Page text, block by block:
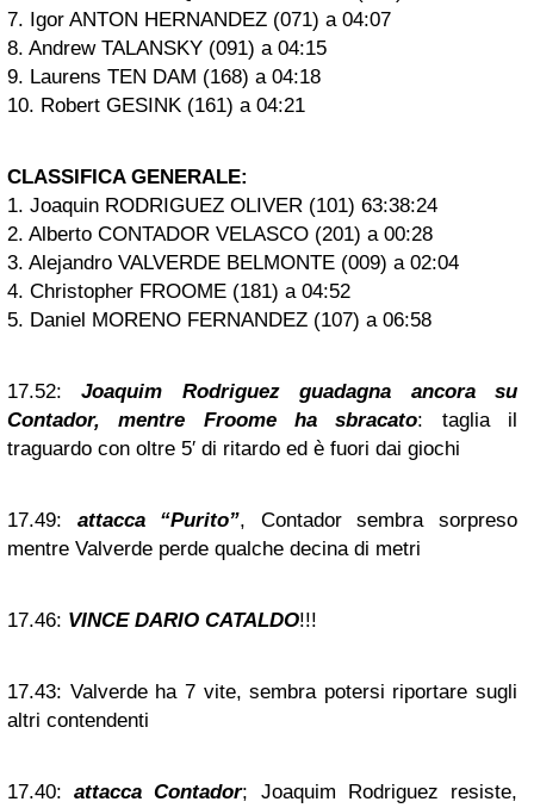
7. Igor ANTON HERNANDEZ (071) a 04:07
8. Andrew TALANSKY (091) a 04:15
9. Laurens TEN DAM (168) a 04:18
10. Robert GESINK (161) a 04:21
CLASSIFICA GENERALE:
1. Joaquin RODRIGUEZ OLIVER (101) 63:38:24
2. Alberto CONTADOR VELASCO (201) a 00:28
3. Alejandro VALVERDE BELMONTE (009) a 02:04
4. Christopher FROOME (181) a 04:52
5. Daniel MORENO FERNANDEZ (107) a 06:58
17.52:
Joaquim Rodriguez guadagna ancora su
Contador, mentre Froome ha sbracato: taglia il
traguardo con oltre 5′ di ritardo ed è fuori dai giochi
17.49: attacca “Purito”, Contador sembra sorpreso
mentre Valverde perde qualche decina di metri
17.46: VINCE DARIO CATALDO!!!
17.43: Valverde ha 7 vite, sembra potersi riportare sugli
altri contendenti
17.40: attacca Contador; Joaquim Rodriguez resiste,